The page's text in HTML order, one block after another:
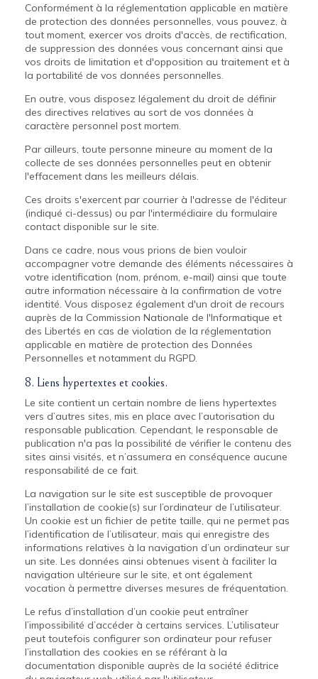
Conformément à la réglementation applicable en matière
de protection des données personnelles, vous pouvez, à
tout moment, exercer vos droits d'accès, de rectification,
de suppression des données vous concernant ainsi que
vos droits de limitation et d'opposition au traitement et à
la portabilité de vos données personnelles.
En outre, vous disposez légalement du droit de définir
des directives relatives au sort de vos données à
caractère personnel post mortem.
Par ailleurs, toute personne mineure au moment de la
collecte de ses données personnelles peut en obtenir
l'effacement dans les meilleurs délais.
Ces droits s'exercent par courrier à l'adresse de l'éditeur
(indiqué ci-dessus) ou par l'intermédiaire du formulaire
contact disponible sur le site.
Dans ce cadre, nous vous prions de bien vouloir
accompagner votre demande des éléments nécessaires à
votre identification (nom, prénom, e-mail) ainsi que toute
autre information nécessaire à la confirmation de votre
identité. Vous disposez également d'un droit de recours
auprès de la Commission Nationale de l'Informatique et
des Libertés en cas de violation de la réglementation
applicable en matière de protection des Données
Personnelles et notamment du RGPD.
8. Liens hypertextes et cookies.
Le site contient un certain nombre de liens hypertextes
vers d’autres sites, mis en place avec l’autorisation du
responsable publication. Cependant, le responsable de
publication n'a pas la possibilité de vérifier le contenu des
sites ainsi visités, et n’assumera en conséquence aucune
responsabilité de ce fait.
La navigation sur le site est susceptible de provoquer
l’installation de cookie(s) sur l’ordinateur de l’utilisateur.
Un cookie est un fichier de petite taille, qui ne permet pas
l’identification de l’utilisateur, mais qui enregistre des
informations relatives à la navigation d’un ordinateur sur
un site. Les données ainsi obtenues visent à faciliter la
navigation ultérieure sur le site, et ont également
vocation à permettre diverses mesures de fréquentation.
Le refus d’installation d’un cookie peut entraîner
l’impossibilité d’accéder à certains services. L’utilisateur
peut toutefois configurer son ordinateur pour refuser
l’installation des cookies en se référant à la
documentation disponible auprès de la société éditrice